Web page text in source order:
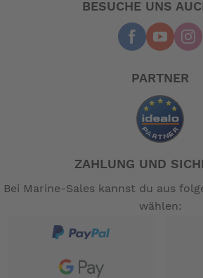
BESUCHE UNS
PARTNER
ZAHLUNG UND
Bei Marine-Sales kannst du aus
wählen: